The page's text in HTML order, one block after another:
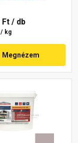
Ft / db
/ kg
Megnézem